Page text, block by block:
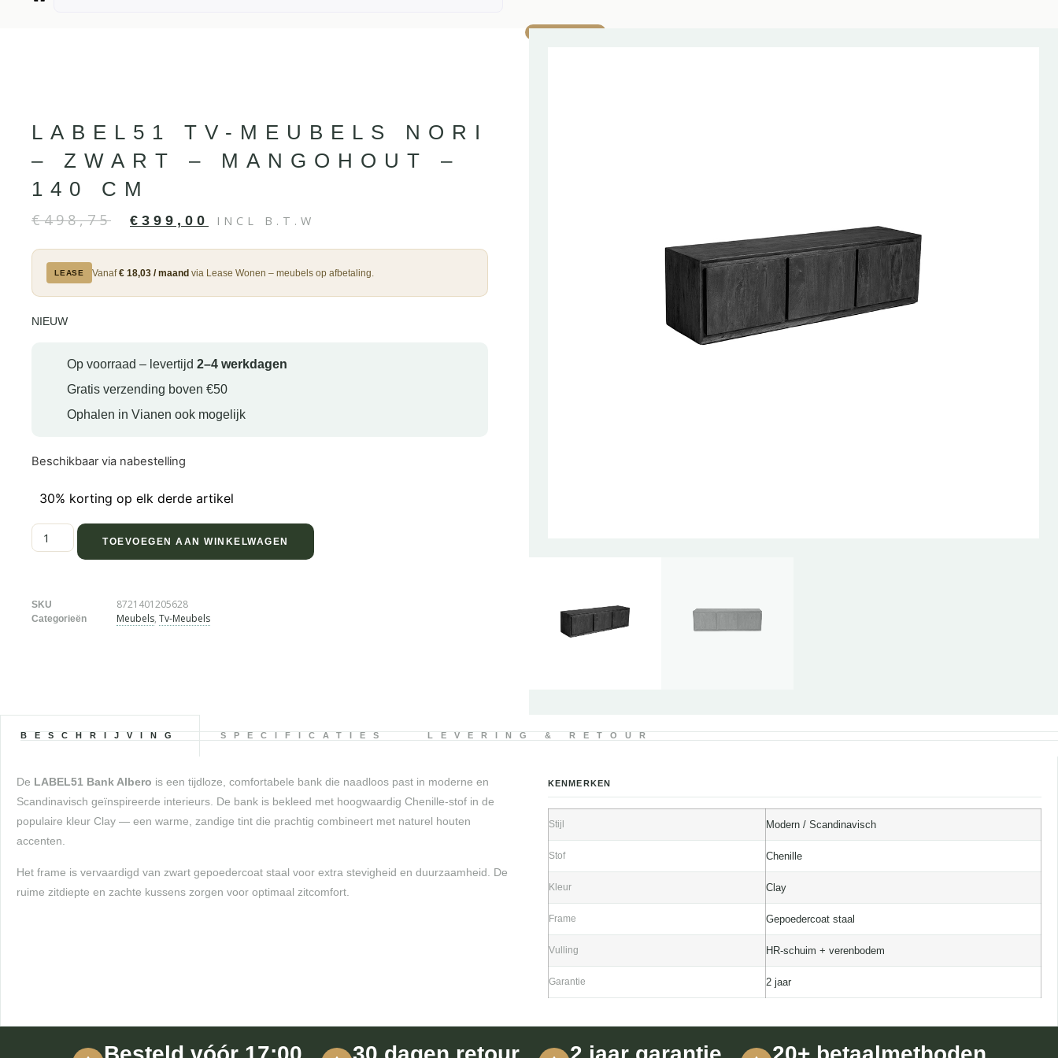
LABEL51 TV-MEUBELS NORI
– ZWART – MANGOHOUT –
140 CM
€498,75 € 399,00 INCL B.T.W
LEASE Vanaf€ 18,03 / maand via Lease Wonen – meubels op afbetaling.
NIEUW
Op voorraad – levertijd 2–4 werkdagen
Gratis verzending boven €50
Ophalen in Vianen ook mogelijk
Beschikbaar via nabestelling
30% korting op elk derde artikel
TOEVOEGEN AAN WINKELWAGEN
SKU 8721401205628
Categorieën Meubels, Tv-Meubels
BESCHRIJVING SPECIFICATIES LEVERING & RETOUR
De LABEL51 Bank Albero is een tijdloze, comfortabele bank die naadloos past in moderne en
Scandinavisch geïnspireerde interieurs. De bank is bekleed met hoogwaardig Chenille-stof in de
populaire kleur Clay — een warme, zandige tint die prachtig combineert met naturel houten
accenten.
Het frame is vervaardigd van zwart gepoedercoat staal voor extra stevigheid en duurzaamheid. De
ruime zitdiepte en zachte kussens zorgen voor optimaal zitcomfort.
KENMERKEN
Stijl Modern / Scandinavisch
Stof Chenille
Kleur Clay
Frame Gepoedercoat staal
Vulling HR-schuim + verenbodem
Garantie 2 jaar